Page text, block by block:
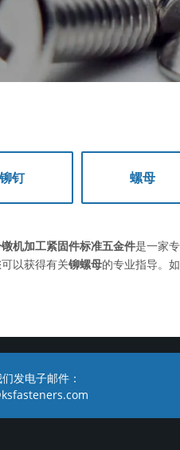
铆钉 螺母
机加工紧固件标准五金件是一家
以获得有关铆螺母的专业指导。
发电子邮件：